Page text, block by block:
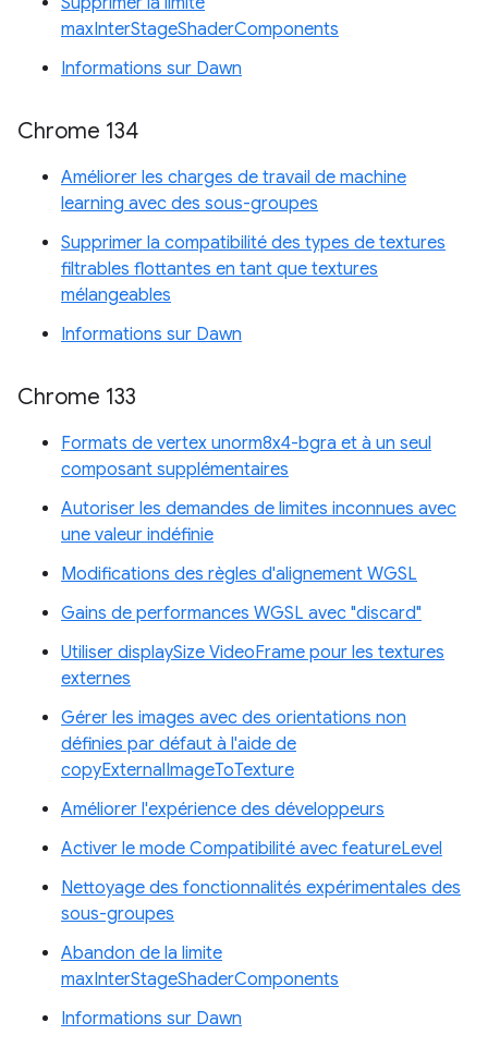
maxInterStageShaderComponents
Informations sur Dawn
Chrome 134
Améliorer les charges de travail de machine
learning avec des sous-groupes
Supprimer la compatibilité des types de textures
filtrables flottantes en tant que textures
mélangeables
Informations sur Dawn
Chrome 133
Formats de vertex unorm8x4-bgra et à un seul
composant supplémentaires
Autoriser les demandes de limites inconnues avec
une valeur indéfinie
Modifications des règles d'alignement WGSL
Gains de performances WGSL avec "discard"
Utiliser displaySize VideoFrame pour les textures
externes
Gérer les images avec des orientations non
définies par défaut à l'aide de
copyExternalImageToTexture
Améliorer l'expérience des développeurs
Activer le mode Compatibilité avec featureLevel
Nettoyage des fonctionnalités expérimentales des
sous-groupes
Abandon de la limite
maxInterStageShaderComponents
Informations sur Dawn